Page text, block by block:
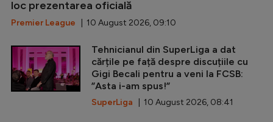
loc prezentarea oficială
Premier League | 10 August 2026, 09:10
Tehnicianul din SuperLiga a dat
cărțile pe față despre discuțiile cu
Gigi Becali pentru a veni la FCSB:
”Asta i-am spus!”
SuperLiga | 10 August 2026, 08:41